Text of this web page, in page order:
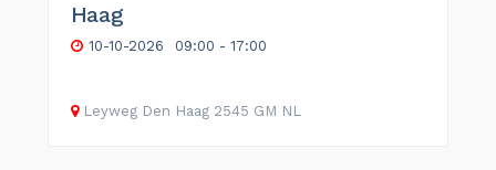
Haag
10-10-2026 09:00 - 17:00
Leyweg Den Haag 2545 GM NL